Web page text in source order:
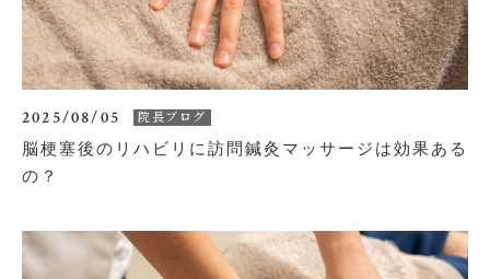
2025/08/05 院長ブログ
脳梗塞後のリハビリに訪問鍼灸マッサージは効果ある
の？